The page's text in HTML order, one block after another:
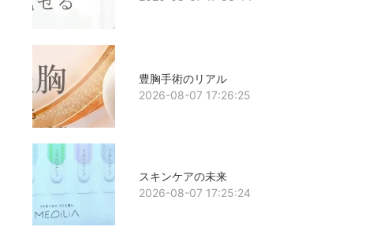
豊胸手術のリアル
2026-08-07 17:26:25
スキンケアの未来
2026-08-07 17:25:24